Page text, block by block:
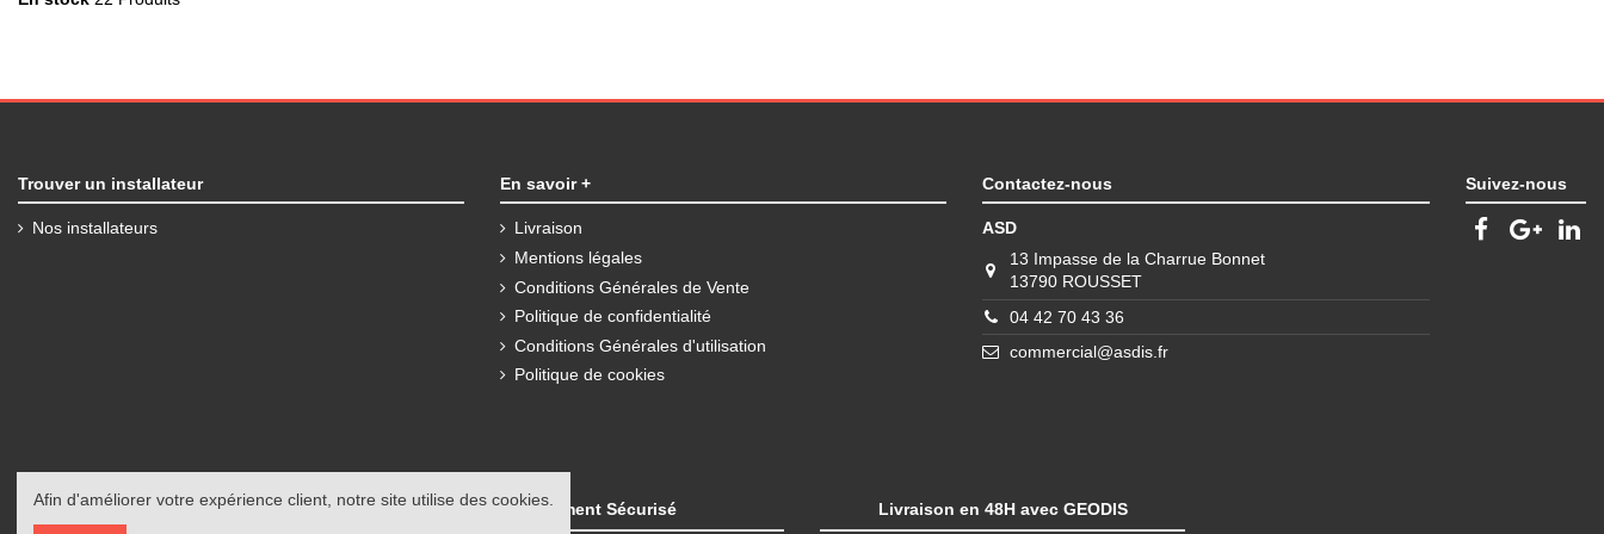
Trouver un installateur
Nos installateurs
En savoir +
Livraison
Mentions légales
Conditions Générales de Vente
Politique de confidentialité
Conditions Générales d'utilisation
Politique de cookies
Contactez-nous
ASD
13 Impasse de la Charrue Bonnet
13790 ROUSSET
04 42 70 43 36
commercial@asdis.fr
Suivez-nous
Paiement Sécurisé Livraison en 48H avec GEODIS
Afin d'améliorer votre expérience client, notre site utilise des cookies.